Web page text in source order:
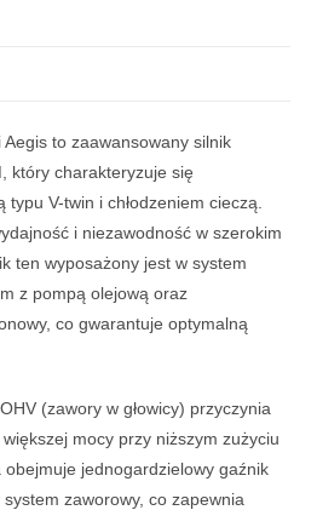
to zaawansowany silnik
który charakteryzuje się
V-twin i chłodzeniem cieczą.
i niezawodność w szerokim
ten wyposażony jest w system
z pompą olejową oraz
co gwarantuje optymalną
(zawory w głowicy) przyczynia
mocy przy niższym zużyciu
jednogardzielowy gaźnik
zaworowy, co zapewnia